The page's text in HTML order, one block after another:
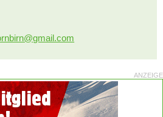
ANZEIGE